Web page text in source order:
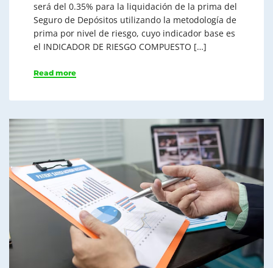
será del 0.35% para la liquidación de la prima del
Seguro de Depósitos utilizando la metodología de
prima por nivel de riesgo, cuyo indicador base es
el INDICADOR DE RIESGO COMPUESTO […]
Read more